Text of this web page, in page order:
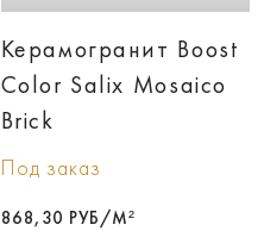
Керамогранит Boost
Color Saliх Mosaico
Brick
Под заказ
868,30 РУБ/М²